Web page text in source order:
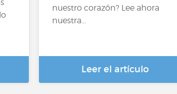
nuestro corazón? Lee ahora
nuestra...
Leer el artículo